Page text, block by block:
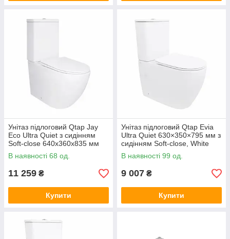
Унітаз підлоговий Qtap Jay
Eco Ultra Quiet з сидінням
Soft-close 640x360x835 мм
QTJAY27W48749 White
В наявності 68 од.
11 259 ₴
Купити
Унітаз підлоговий Qtap Evia
Ultra Quiet 630×350×795 мм з
сидінням Soft-close, White
QTEVI27W49258
В наявності 99 од.
9 007 ₴
Купити